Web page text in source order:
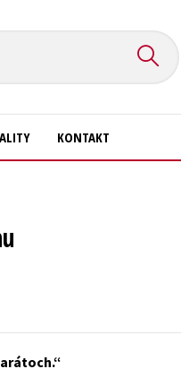
Učebnice
Umenie a kultúra
KONTAKT